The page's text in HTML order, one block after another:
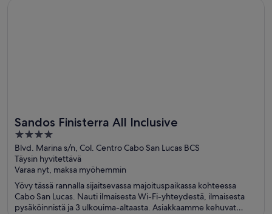
Sandos Finisterra All Inclusive
4
out
of
5
Blvd. Marina s/n, Col. Centro Cabo San Lucas BCS
Täysin hyvitettävä
Varaa nyt, maksa myöhemmin
Yövy tässä rannalla sijaitsevassa majoituspaikassa kohteessa
Cabo San Lucas. Nauti ilmaisesta Wi-Fi-yhteydestä, ilmaisesta
pysäköinnistä ja 3 ulkouima-altaasta. Asiakkaamme kehuvat